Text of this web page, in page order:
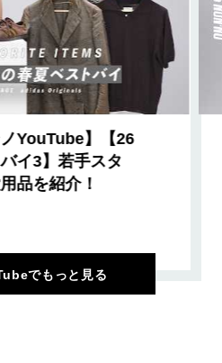
ノYouTube】【26
イ3】若手スタ
品を紹介！
でもっと見る